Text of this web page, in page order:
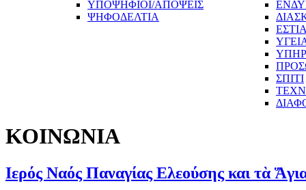
ΥΠΟΨΗΦΙΟΙ/ΑΠΟΨΕΙΣ
ΨΗΦΟΔΕΛΤΙΑ
ΣΠΙΤΙ
ΚΟΙΝΩΝΙΑ
Ιερός Ναός Παναγίας Ελεούσης και τὰ